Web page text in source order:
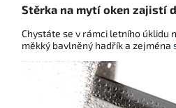
Stěrka na mytí oken zajistí
Chystáte se v rámci letního úklidu
měkký bavlněný hadřík a zejména